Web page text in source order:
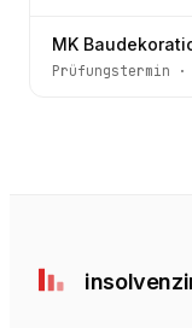
MK
Prüfungstermin ·
insolvenz